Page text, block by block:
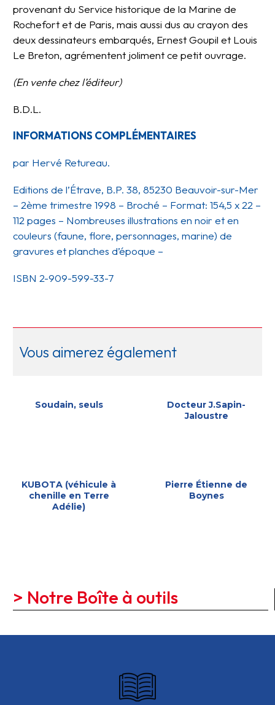
provenant du Service historique de la Marine de
Rochefort et de Paris, mais aussi dus au crayon des
deux dessinateurs embarqués, Ernest Goupil et Louis
Le Breton, agrémentent joliment ce petit ouvrage.
(En vente chez l’éditeur)
B.D.L.
INFORMATIONS COMPLÉMENTAIRES
par Hervé Retureau.
Editions de l’Étrave, B.P. 38, 85230 Beauvoir-sur-Mer
– 2ème trimestre 1998 – Broché – Format: 154,5 x 22 –
112 pages – Nombreuses illustrations en noir et en
couleurs (faune, flore, personnages, marine) de
gravures et planches d’époque –
ISBN 2-909-599-33-7
Vous aimerez également
Soudain, seuls
Docteur J.Sapin-
Jaloustre
KUBOTA (véhicule à
chenille en Terre
Adélie)
Pierre Étienne de
Boynes
> Notre Boîte à outils